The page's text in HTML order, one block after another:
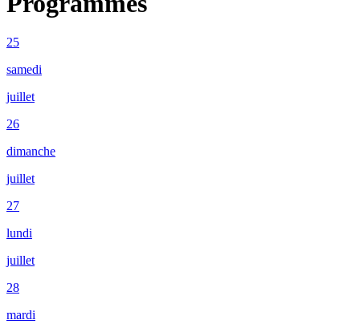
25
samedi
juillet
26
dimanche
juillet
27
lundi
juillet
28
mardi